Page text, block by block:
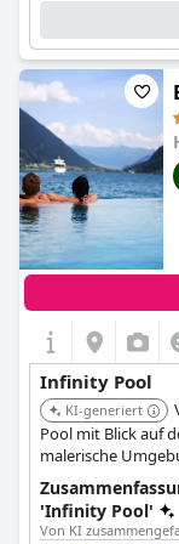
Infinity Pool
KI-generiert
Pool mit Blick auf
malerische
'Infinity Pool'
Von KI